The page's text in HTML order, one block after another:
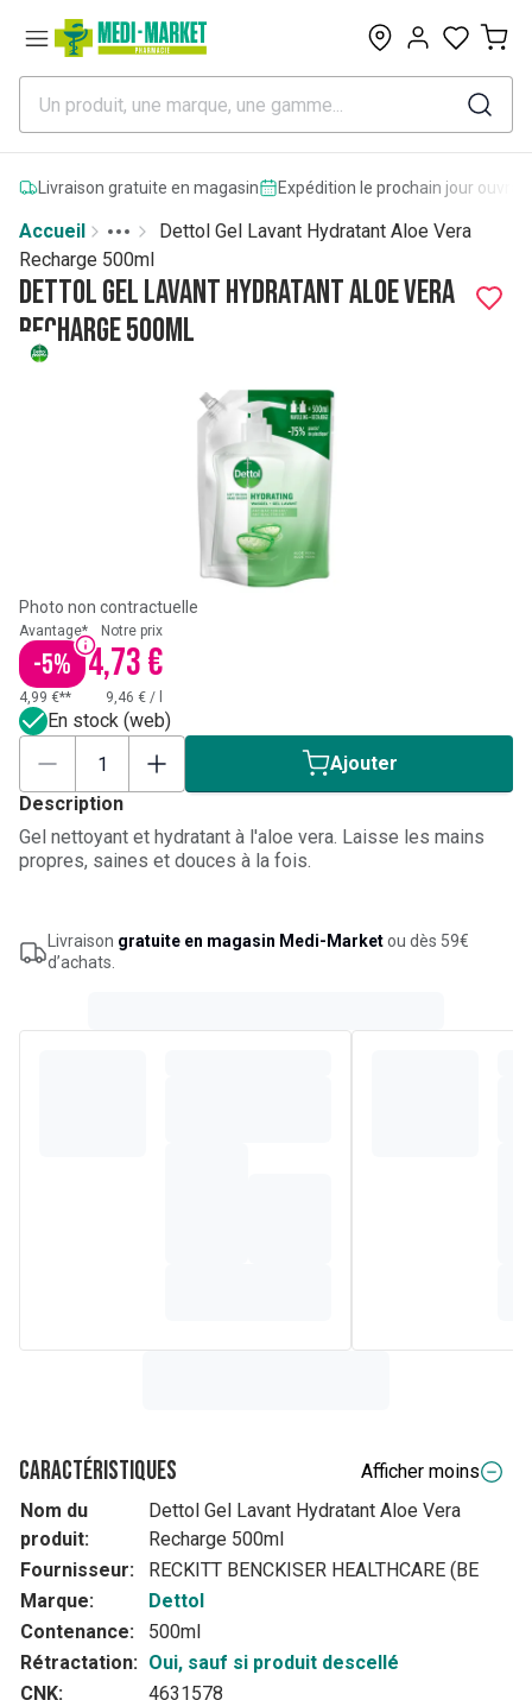
0
Livraison gratuite en magasin Expédition le prochain jour
Accueil
More
Toggle menu
Dettol Gel Lavant Hydratant Aloe Vera
Recharge 500ml
Dettol Gel Lavant Hydratant Aloe Vera
Recharge 500ml
Photo non contractuelle
Avantage*
-5%
Notre prix
4,73 €
4,99 €** 9,46 € /
En stock (web)
Ajouter
Description
Gel nettoyant et hydratant à l'aloe vera. Laisse les mains
propres, saines et douces à la fois.
Livraison gratuite en magasin Medi-Marketou dès 59€
d’achats.
Caractéristiques
Afficher moins
Nom du
produit:
Dettol Gel Lavant Hydratant Aloe Vera
Recharge 500ml
Fournisseur:
RECKITT BENCKISER HEALTHCARE (BE
Marque:
Dettol
Contenance:
500ml
Rétractation: Oui, sauf si produit descellé
CNK:
4631578